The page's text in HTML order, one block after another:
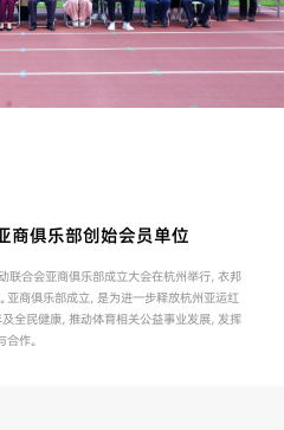
商俱乐部创始会员单位
联合会亚商俱乐部成立大会在杭州举行，衣邦
亚商俱乐部成立，是为进一步释放杭州亚运红
全民健康，推动体育相关公益事业发展，发挥
作。